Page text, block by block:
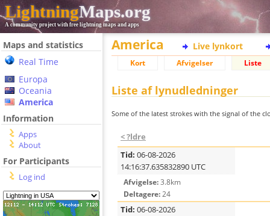
LightningMaps.org
A community project with free lightning maps and apps
Maps and statistics
Real Time
Europa
Oceania
America
Information
Apps
About
For Participants
Log ind
America Live lynkort
Kort Afvigelser Liste
Liste af lynudledninger
Some of the latest strokes with the signal of the
< ?ldre
Tid: 06-08-2026
14:16:37.635832890 UTC
Afvigelse:3.8km
Deltagere:24
Tid: 06-08-2026